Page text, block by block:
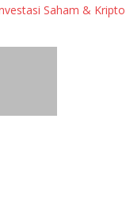
Saham & Kripto